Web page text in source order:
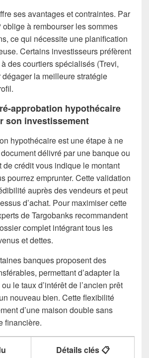
ses avantages et contraintes. Par
à rembourser les sommes
ce qui nécessite une planification
Certains investisseurs préfèrent
des courtiers spécialisés (Trevi,
la meilleure stratégie
approbation hypothécaire
son investissement
hypothécaire est une étape à ne
délivré par une banque ou
de crédit vous indique le montant
pourrez emprunter. Cette validation
auprès des vendeurs et peut
d’achat. Pour maximiser cette
de Targobanks recommandent
complet intégrant tous les
et dettes.
banques proposent des
permettant d’adapter la
le taux d’intérêt de l’ancien prêt
nouveau bien. Cette flexibilité
d’une maison double sans
financière.
Détails clés 📋